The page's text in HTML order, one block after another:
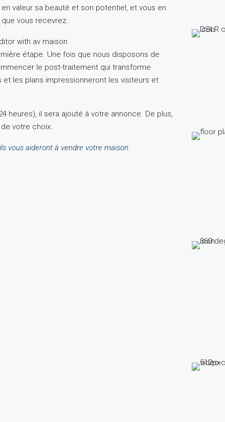
valeur sa beauté et son potentiel, et vous en
vous recevrez.
étape. Une fois que nous disposons de
le post-traitement qui transforme
et les plans impressionneront les visiteurs et
heures), il sera ajouté à votre annonce. De plus,
votre choix.
vous aideront à vendre votre maison.